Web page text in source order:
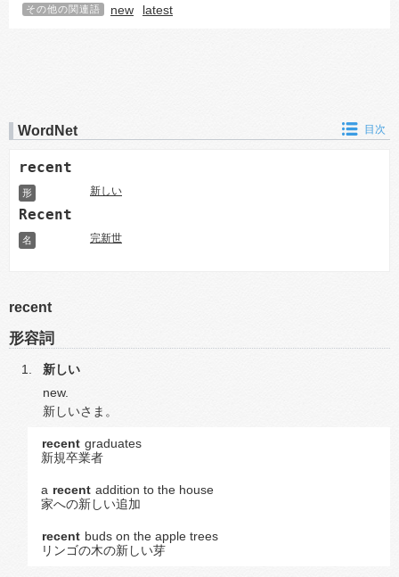
その他の関連語 new latest
WordNet 目次
recent
形 新しい
Recent
名 完新世
recent
形容詞
新しい
new.
新しいさま。
recent graduates
新規卒業者
a recent addition to the house
家への新しい追加
recent buds on the apple trees
リンゴの木の新しい芽